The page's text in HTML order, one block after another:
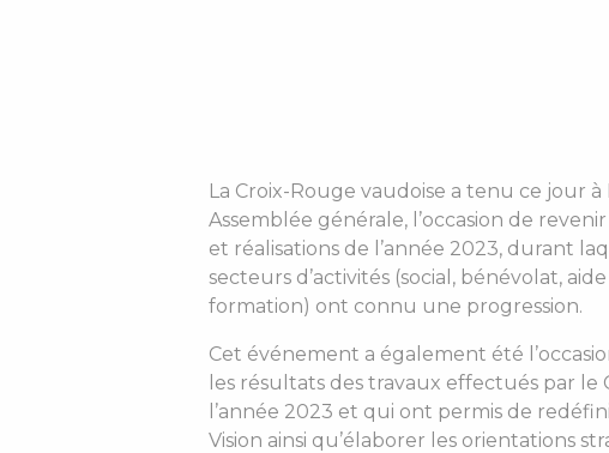
La Croix-Rouge vaudoise a tenu ce jour à
Assemblée générale, l’occasion de
et réalisations de l’année 2023, durant
secteurs d’activités (social, bénévolat,
formation) ont connu une progression.
Cet événement a également été
les résultats des travaux effectués par le
l’année 2023 et qui ont permis de
Vision ainsi qu’élaborer les orientations